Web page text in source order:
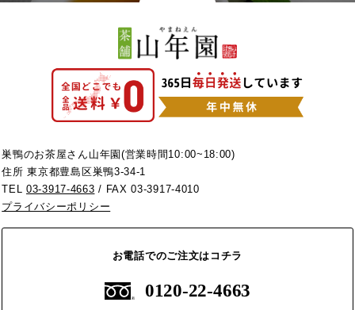
巣鴨のお茶屋さん山年園(営業時間10:00~18:00)
住所 東京都豊島区巣鴨3-34-1
TEL03-3917-4663 / FAX 03-3917-4010
プライバシーポリシー
お電話でのご注文はコチラ
0120-22-4663